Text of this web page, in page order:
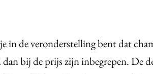
in de veronderstelling bent dat
dan bij de prijs zijn inbegrepen. De